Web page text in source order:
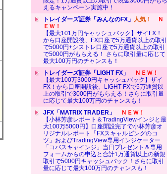
えるキャンペーン実施中！
トレイダーズ証券「みんなのFX」 人気！
Ｎ
ＥＷ！
【最大101万円キャッシュバック】ザイFX！
から口座開設後、FX口座で5万通貨以上の取引
で5000円+シストレ口座で5万通貨以上の取引
で5000円がもらえる！ さらに取引量に応じて
最大100万円のチャンスも！
トレイダーズ証券「LIGHT FX」
ＮＥＷ！
【最大100万3000円キャッシュバック】ザイ
FX！から口座開設後、LIGHT FXで5万通貨以
上の取引で3000円がもらえる！さらに取引量
に応じて最大100万円のチャンスも！
JFX「MATRIX TRADER」
ＮＥＷ！
【小林芳彦レポート＆TradingViewインジと最
大100万5000円】口座開設完了で小林芳彦オ
リジナルレポート「FXスキャルピングのコ
ツ」およびTradingView専用インジケーター
「コバスキャインジ」当日プレゼント＆専用
フォームからの申込と合計1万通貨以上の新規
取引で5000円キャッシュバック！さらに取引
量に応じて最大100万円のチャンスも！